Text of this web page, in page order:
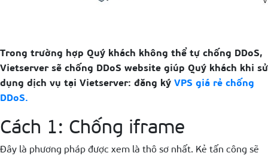
Trong trường hợp Quý khách không thể tự chống DDoS,
Vietserver sẽ chống DDoS website giúp Quý khách khi sử
dụng dịch vụ tại Vietserver: đăng ký VPS giá rẻ chống
DDoS.
Cách 1: Chống iframe
Đây là phương pháp được xem là thô sơ nhất. Kẻ tấn công sẽ